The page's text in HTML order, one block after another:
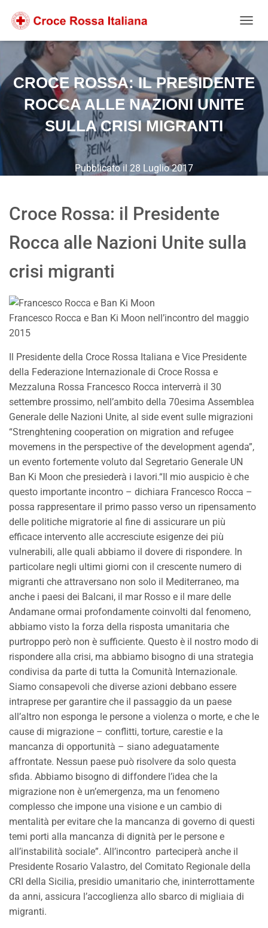
contenuto
alla
navigazione
footer
CROCE ROSSA: IL PRESIDENTE
ROCCA ALLE NAZIONI UNITE
SULLA CRISI MIGRANTI
Pubblicato il 28 Luglio 2017
Croce Rossa: il Presidente
Rocca alle Nazioni Unite sulla
crisi migranti
Francesco Rocca e Ban Ki Moon nell’incontro del maggio
2015
Il Presidente della Croce Rossa Italiana e Vice Presidente
della Federazione Internazionale di Croce Rossa e
Mezzaluna Rossa Francesco Rocca interverrà il 30
settembre prossimo, nell’ambito della 70esima Assemblea
Generale delle Nazioni Unite, al side event sulle migrazioni
“Strenghtening cooperation on migration and refugee
movemens in the perspective of the development agenda”,
un evento fortemente voluto dal Segretario Generale UN
Ban Ki Moon che presiederà i lavori.“Il mio auspicio è che
questo importante incontro – dichiara Francesco Rocca –
possa rappresentare il primo passo verso un ripensamento
delle politiche migratorie al fine di assicurare un più
efficace intervento alle accresciute esigenze dei più
vulnerabili, alle quali abbiamo il dovere di rispondere. In
particolare negli ultimi giorni con il crescente numero di
migranti che attraversano non solo il Mediterraneo, ma
anche i paesi dei Balcani, il mar Rosso e il mare delle
Andamane ormai profondamente coinvolti dal fenomeno,
abbiamo visto la forza della risposta umanitaria che
purtroppo però non è sufficiente. Questo è il nostro modo di
rispondere alla crisi, ma abbiamo bisogno di una strategia
condivisa da parte di tutta la Comunità Internazionale.
Siamo consapevoli che diverse azioni debbano essere
intraprese per garantire che il passaggio da un paese
all’altro non esponga le persone a violenza o morte, e che le
cause di migrazione – conflitti, torture, carestie e la
mancanza di opportunità – siano adeguatamente
affrontate. Nessun paese può risolvere da solo questa
sfida. Abbiamo bisogno di diffondere l’idea che la
migrazione non è un’emergenza, ma un fenomeno
complesso che impone una visione e un cambio di
mentalità per evitare che la mancanza di governo di questi
temi porti alla mancanza di dignità per le persone e
all’instabilità sociale”. All’incontro parteciperà anche il
Presidente Rosario Valastro, del Comitato Regionale della
CRI della Sicilia, presidio umanitario che, ininterrottamente
da anni, assicura l’accoglienza allo sbarco di migliaia di
migranti.